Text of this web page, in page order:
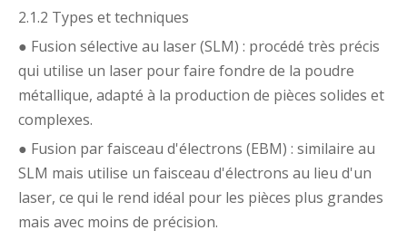
2.1.2 Types et techniques
● Fusion sélective au laser (SLM) : procédé très précis
qui utilise un laser pour faire fondre de la poudre
métallique, adapté à la production de pièces solides et
complexes.
● Fusion par faisceau d'électrons (EBM) : similaire au
SLM mais utilise un faisceau d'électrons au lieu d'un
laser, ce qui le rend idéal pour les pièces plus grandes
mais avec moins de précision.